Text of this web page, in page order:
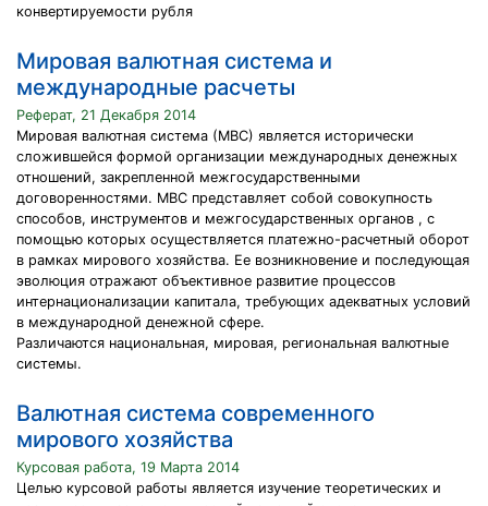
конвертируемости рубля
Мировая валютная система и
международные расчеты
Реферат, 21 Декабря 2014
Мировая валютная система (МВС) является исторически
сложившейся формой организации международных денежных
отношений, закрепленной межгосударственными
договоренностями. МВС представляет собой совокупность
способов, инструментов и межгосударственных органов , с
помощью которых осуществляется платежно-расчетный оборот
в рамках мирового хозяйства. Ее возникновение и последующая
эволюция отражают объективное развитие процессов
интернационализации капитала, требующих адекватных условий
в международной денежной сфере.
Различаются национальная, мировая, региональная валютные
системы.
Валютная система современного
мирового хозяйства
Курсовая работа, 19 Марта 2014
Целью курсовой работы является изучение теоретических и